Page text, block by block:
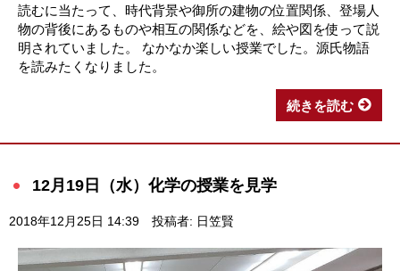
読むに当たって、時代背景や御所の建物の位置関係、登場人
物の背後にあるものや相互の関係などを、絵や図を使って説
明されていました。 なかなか楽しい授業でした。源氏物語
を読みたくなりました。
続きを読む
12月19日（水）化学の授業を見学
2018年12月25日 14:39 投稿者: 日笠賢